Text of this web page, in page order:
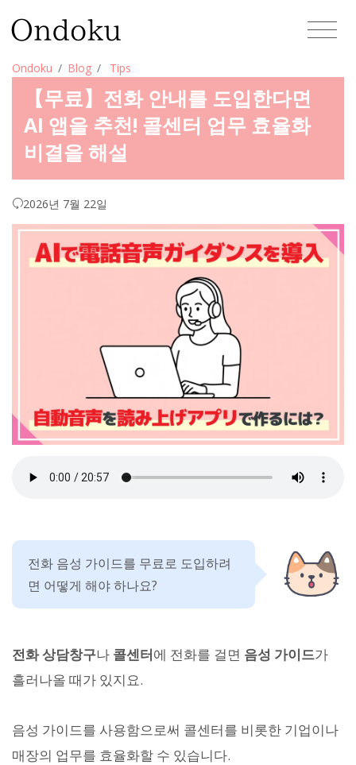
Ondoku Blog Tips
【무료】전화 안내를 도입한다면
AI 앱을 추천! 콜센터 업무 효율화
비결을 해설
2026년 7월 22일
전화 음성 가이드를 무료로 도입하려
면 어떻게 해야 하나요?
전화 상담창구나 콜센터에 전화를 걸면 음성 가이드가
흘러나올 때가 있지요.
음성 가이드를 사용함으로써 콜센터를 비롯한 기업이나
매장의 업무를 효율화할 수 있습니다.